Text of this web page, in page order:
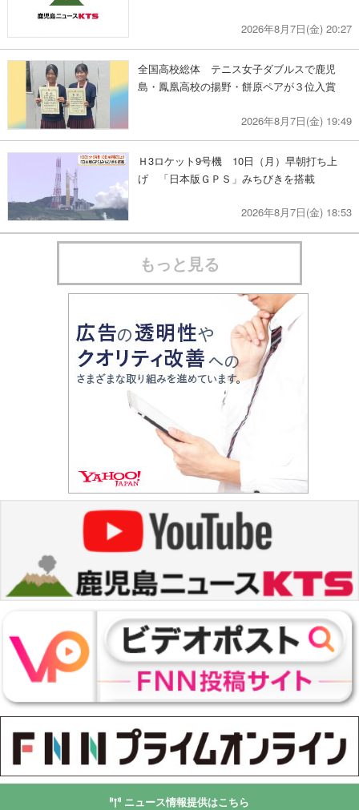
2026年8月7日(金) 20:27
全国高校総体 テニス女子ダブルスで鹿児
島・鳳凰高校の揚野・餅原ペアが３位入賞
2026年8月7日(金) 19:49
Ｈ3ロケット9号機 10日（月）早朝打ち上
げ 「日本版ＧＰＳ」みちびきを搭載
2026年8月7日(金) 18:53
もっと見る
ニュース情報提供はこちら